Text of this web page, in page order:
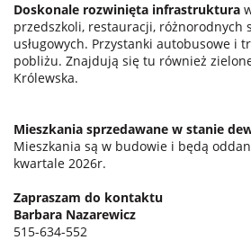
Doskonale rozwinięta infrastruktura
przedszkoli, restauracji, różnorodnych
usługowych. Przystanki autobusowe i
pobliżu. Znajdują się tu również
Królewska.
Mieszkania sprzedawane w stanie
Mieszkania są w budowie i będą
kwartale 2026r.
Zapraszam do kontaktu
Barbara Nazarewicz
515-634-552